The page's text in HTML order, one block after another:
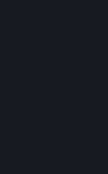
3. 与公共安全、公
4. 与刑事侦查、起
5. 出于维护您或其
6. 您自行向社会公
7. 从合法公开披露